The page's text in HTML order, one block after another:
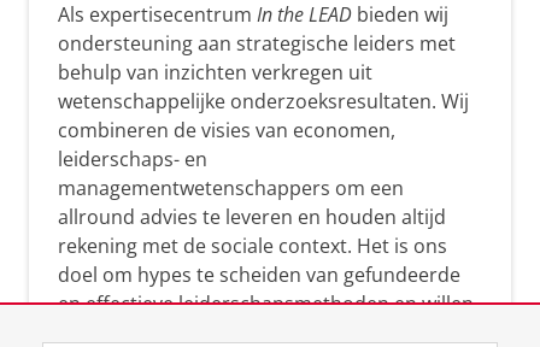
Als expertisecentrum In the LEAD bieden wij
ondersteuning aan strategische leiders met
behulp van inzichten verkregen uit
wetenschappelijke onderzoeksresultaten. Wij
combineren de visies van economen,
leiderschaps- en
managementwetenschappers om een
allround advies te leveren en houden altijd
rekening met de sociale context. Het is ons
doel om hypes te scheiden van gefundeerde
en effectieve leiderschapsmethoden en willen